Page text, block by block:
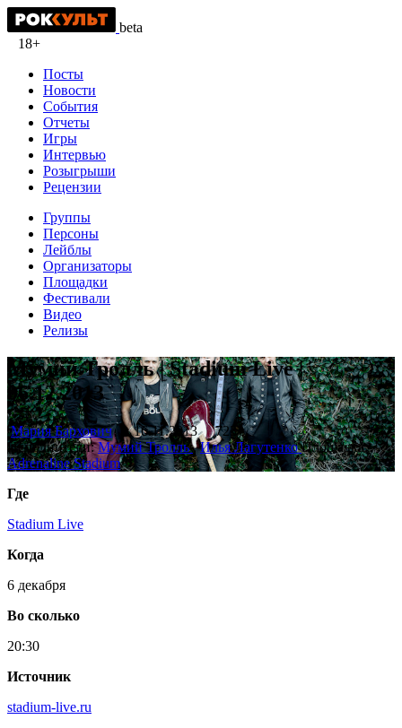
beta
18+
Посты
Новости
События
Отчеты
Игры
Интервью
Розыгрыши
Рецензии
Группы
Персоны
Лейблы
Организаторы
Площадки
Фестивали
Видео
Релизы
Мумий Тролль | Stadium Live |
06.12.2013
Мария Бархович 16.11.2013
723
Исполнители:Мумий Тролль,Илья ЛагутенкоПлощадка:
Adrenaline Stadium
Где
Stadium Live
Когда
6 декабря
Во сколько
20:30
Источник
stadium-live.ru